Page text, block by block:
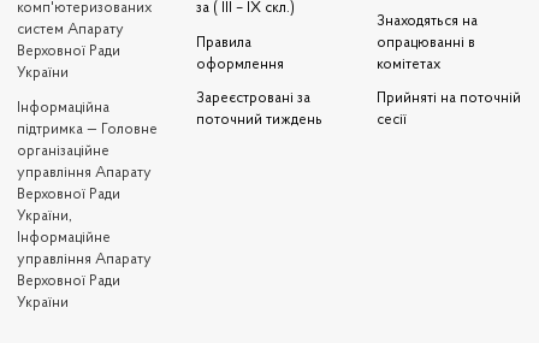
комп'ютеризованих
систем Апарату
Верховної Ради
України
Iнформаційна
підтримка — Головне
організаційне
управління Апарату
Верховної Ради
України,
Інформаційне
управління Апарату
Верховної Ради
України
за ( III – IX скл.)
Правила
оформлення
Зареєстровані за
поточний тиждень
Знаходяться на
опрацюванні в
комітетах
Прийняті на поточній
сесії